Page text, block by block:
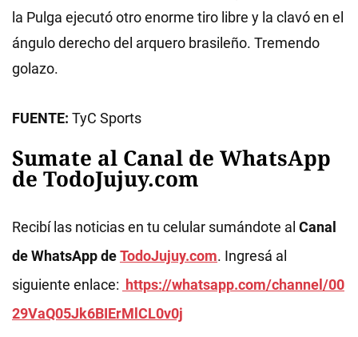
la Pulga ejecutó otro enorme tiro libre y la clavó en el
ángulo derecho del arquero brasileño. Tremendo
golazo.
FUENTE: TyC Sports
Sumate al Canal de WhatsApp
de TodoJujuy.com
Recibí las noticias en tu celular sumándote al Canal
de WhatsApp deTodoJujuy.com. Ingresá al
siguiente enlace: https://whatsapp.com/channel/00
29VaQ05Jk6BIErMlCL0v0j